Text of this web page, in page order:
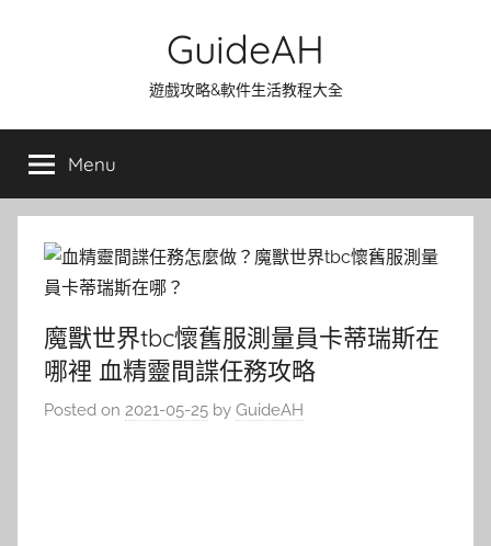
GuideAH
遊戲攻略&軟件生活教程大全
Menu
魔獸世界tbc懷舊服測量員卡蒂瑞斯在
哪裡 血精靈間諜任務攻略
Posted on 2021-05-25 by GuideAH